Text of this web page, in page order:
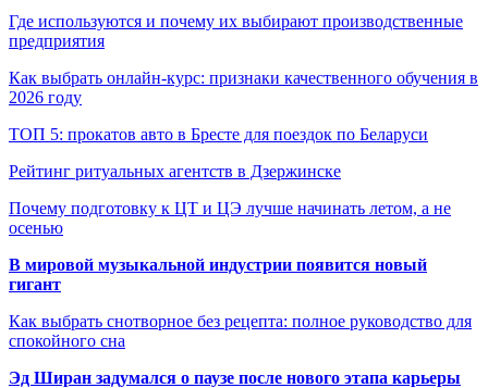
Где используются и почему их выбирают производственные
предприятия
Как выбрать онлайн-курс: признаки качественного обучения в
2026 году
ТОП 5: прокатов авто в Бресте для поездок по Беларуси
Рейтинг ритуальных агентств в Дзержинске
Почему подготовку к ЦТ и ЦЭ лучше начинать летом, а не
осенью
В мировой музыкальной индустрии появится новый
гигант
Как выбрать снотворное без рецепта: полное руководство для
спокойного сна
Эд Ширан задумался о паузе после нового этапа карьеры